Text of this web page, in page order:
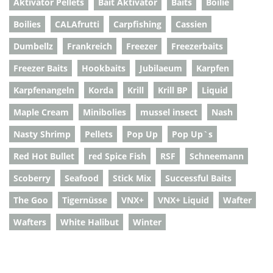
Boilies
CALAfrutti Carpfishing
Cassien
Dumbellz
Frankreich Freezer
Freezerbaits
Freezer Baits
Hookbaits Jubilaeum
Karpfen
Karpfenangeln
Korda Krill Krill BP
Liquid
Maple Cream
Minibolies mussel insect
Nash
Nasty Shrimp
Pellets Pop Up
Pop Up`s
Red Hot Bullet
red Spice Fish RSF
Schneemann
Scoberry
Seafood Stick Mix
Successful Baits
The Goo
Tigernüsse VNX+ VNX+ Liquid
Wafter
Wafters
White Halibut Winter